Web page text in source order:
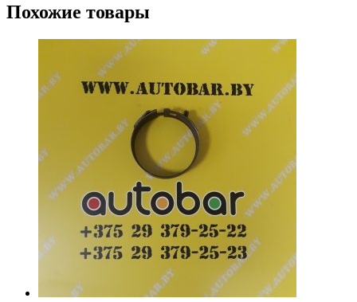
Похожие товары